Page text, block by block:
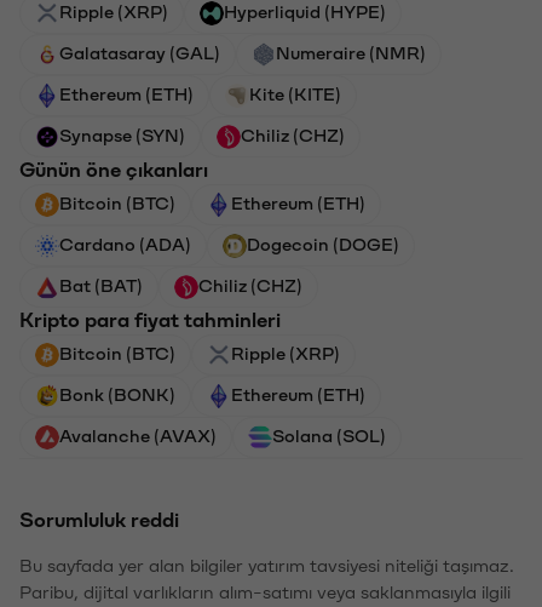
Ripple (XRP) Hyperliquid (HYPE)
Galatasaray (GAL) Numeraire (NMR)
Ethereum (ETH) Kite (KITE)
Synapse (SYN) Chiliz (CHZ)
Günün öne çıkanları
Bitcoin (BTC) Ethereum (ETH)
Cardano (ADA) Dogecoin (DOGE)
Bat (BAT) Chiliz (CHZ)
Kripto para fiyat tahminleri
Bitcoin (BTC) Ripple (XRP)
Bonk (BONK) Ethereum (ETH)
Avalanche (AVAX) Solana (SOL)
Sorumluluk reddi
Bu sayfada yer alan bilgiler yatırım tavsiyesi niteliği taşımaz.
Paribu, dijital varlıkların alım-satımı veya saklanmasıyla ilgili